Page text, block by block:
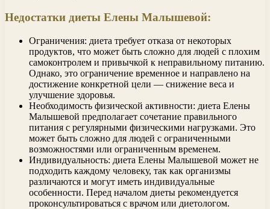
Недостатки диеты Елены Малышевой:
Ограничения: диета требует отказа от некоторых
продуктов, что может быть сложно для людей с плохим
самоконтролем и привычкой к неправильному питанию.
Однако, это ограничение временное и направлено на
достижение конкретной цели — снижение веса и
улучшение здоровья.
Необходимость физической активности: диета Елены
Малышевой предполагает сочетание правильного
питания с регулярными физическими нагрузками. Это
может быть сложно для людей с ограниченными
возможностями или ограниченным временем.
Индивидуальность: диета Елены Малышевой может не
подходить каждому человеку, так как организмы
различаются и могут иметь индивидуальные
особенности. Перед началом диеты рекомендуется
проконсультироваться с врачом или диетологом.